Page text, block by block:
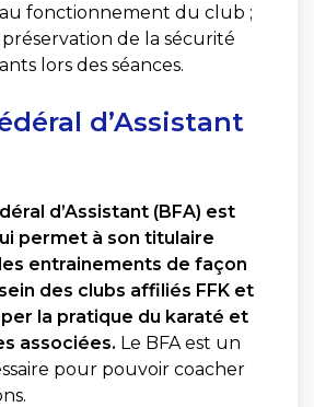
au fonctionnement du club ;
préservation de la sécurité
lors des séances.
d’Assistant
d’Assistant (BFA) est
permet à son titulaire
entrainements de façon
des clubs affiliés FFK et
la pratique du karaté et
associées. Le BFA est un
pour pouvoir coacher